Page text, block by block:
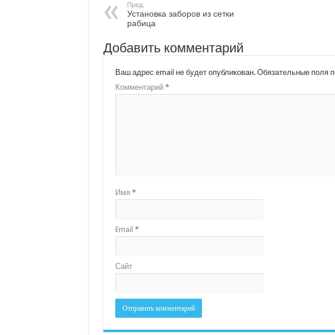
Пред.
Установка заборов из сетки
рабица
Добавить комментарий
Ваш адрес email не будет опубликован. Обязательные поля
Комментарий *
Имя *
Email *
Сайт